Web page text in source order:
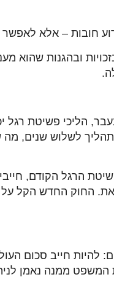
ובהגנות שהוא
הליכי פשיטת רגל
לשלוש שנים,
הרגל הקודם,
זאת. החוק החדש הקל
ממנה נאמן